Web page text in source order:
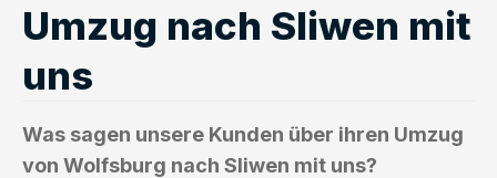
Umzug nach Sliwen mit
uns
Was sagen unsere Kunden über ihren Umzug
von Wolfsburg nach Sliwen mit uns?